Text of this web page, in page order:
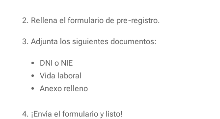
2. Rellena el formulario de pre-registro.
3. Adjunta los siguientes documentos:
DNI o NIE
Vida laboral
Anexo relleno
4. ¡Envía el formulario y listo!